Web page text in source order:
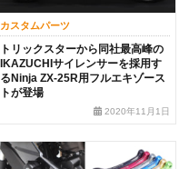
カスタムパーツ
トリックスターから同社最高峰の
IKAZUCHIサイレンサーを採用す
るNinja ZX-25R用フルエキゾース
トが登場
2020年11月1日